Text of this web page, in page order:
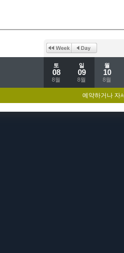
토
08
8월
일
09
8월
월
10
8월
예약하거나 자